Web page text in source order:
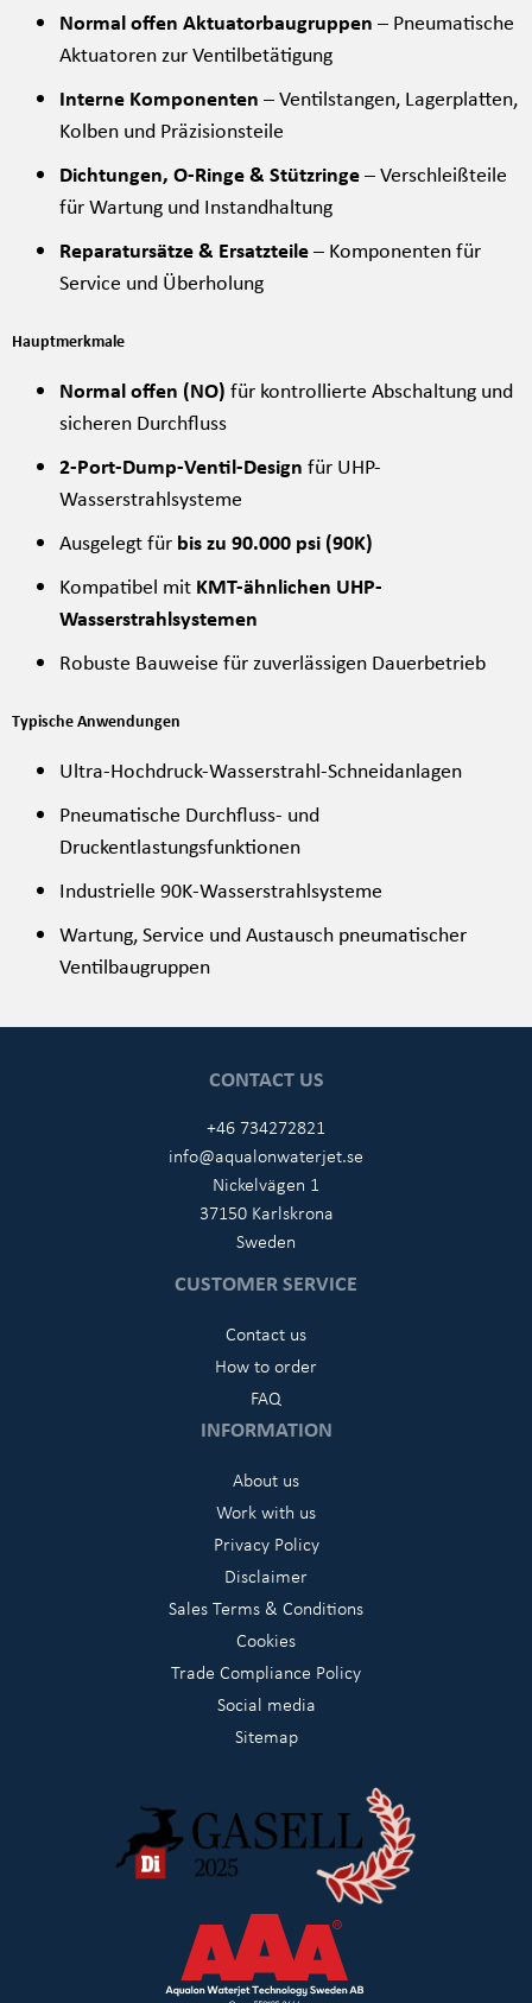
Normal offen Aktuatorbaugruppen – Pneumatische
Aktuatoren zur Ventilbetätigung
Interne Komponenten – Ventilstangen, Lagerplatten,
Kolben und Präzisionsteile
Dichtungen, O-Ringe & Stützringe– Verschleißteile
für Wartung und Instandhaltung
Reparatursätze & Ersatzteile– Komponenten für
Service und Überholung
Hauptmerkmale
Normal offen (NO) für kontrollierte Abschaltung und
sicheren Durchfluss
2-Port-Dump-Ventil-Design für UHP-
Wasserstrahlsysteme
Ausgelegt für bis zu 90.000 psi (90K)
Kompatibel mit KMT-ähnlichen UHP-
Wasserstrahlsystemen
Robuste Bauweise für zuverlässigen Dauerbetrieb
Typische Anwendungen
Ultra-Hochdruck-Wasserstrahl-Schneidanlagen
Pneumatische Durchfluss- und
Druckentlastungsfunktionen
Industrielle 90K-Wasserstrahlsysteme
Wartung, Service und Austausch pneumatischer
Ventilbaugruppen
CONTACT US
+46 734272821
info@aqualonwaterjet.se
Nickelvägen 1
37150 Karlskrona
Sweden
CUSTOMER SERVICE
Contact us
How to order
FAQ
INFORMATION
About us
Work with us
Privacy Policy
Disclaimer
Sales Terms & Conditions
Cookies
Trade Compliance Policy
Social media
Sitemap